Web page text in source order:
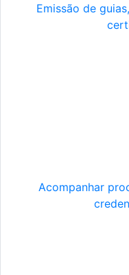
Emissão de
Acompanhar